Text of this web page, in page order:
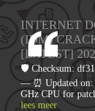
INTERNET
(IDM)
[LATEST]
🛡️ Checksum:
— ⏰ Updated on:
GHz CPU for
lees meer